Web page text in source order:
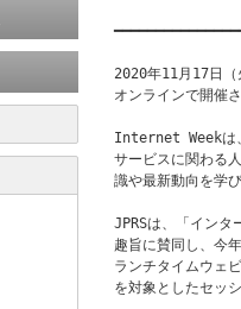
2020年11月17日
オンラインで開催さ
Internet Weekは、
サービスに関わる
識や最新動向を学
JPRSは、「インタ
趣旨に賛同し、今
ランチタイムウェ
を対象としたセッ